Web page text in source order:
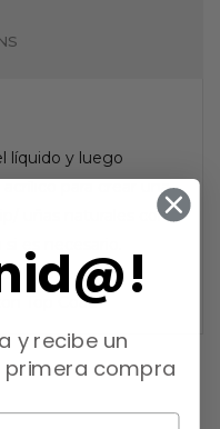
líquido y luego
para crear una
uñas naturales con
no requiere
Top Coat.
y recibe un
compra